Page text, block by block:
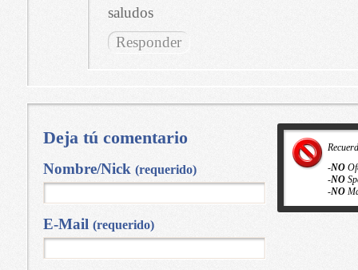
saludos
Responder
-NO
-NO
-NO
Deja tú comentario
Nombre/Nick (requerido)
E-Mail (requerido)